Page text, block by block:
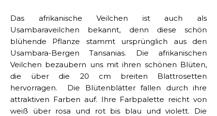
Das afrikanische Veilchen ist auch als
Usambaraveilchen bekannt, denn diese schön
blühende Pflanze stammt ursprünglich aus den
Usambara-Bergen Tansanias. Die afrikanischen
Veilchen bezaubern uns mit ihren schönen Blüten,
die über die 20 cm breiten Blattrosetten
hervorragen. Die Blütenblätter fallen durch ihre
attraktiven Farben auf. Ihre Farbpalette reicht von
weiß über rosa und rot bis blau und violett. Die